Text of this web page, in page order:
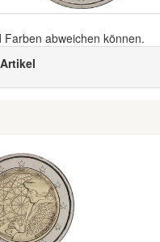
abweichen können.